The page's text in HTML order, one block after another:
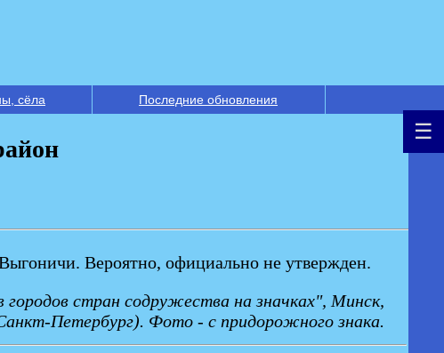
сёла Последние обновления
Вероятно, официально не утвержден.
стран содружества на значках", Минск,
Петербург). Фото - с придорожного знака.